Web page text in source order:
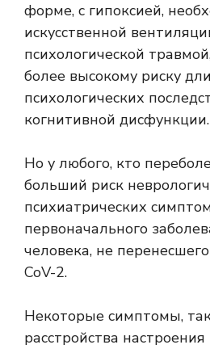
форме, с гипоксией,
искусственной
психологической
более высокому риску
психологических
когнитивной дисфункции.
Но у любого, кто
больший риск
психиатрических
первоначального
человека, не
CoV-2.
Некоторые симптомы,
расстройства